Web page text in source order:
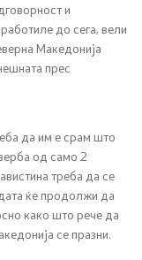
и
до сега, вели
Македонија
прес
да им е срам што
од само 2
треба да се
ќе продолжи да
како што рече да
се празни.